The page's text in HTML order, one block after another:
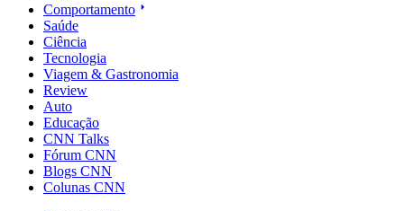
Comportamento
Saúde
Ciência
Tecnologia
Viagem & Gastronomia
Review
Auto
Educação
CNN Talks
Fórum CNN
Blogs CNN
Colunas CNN